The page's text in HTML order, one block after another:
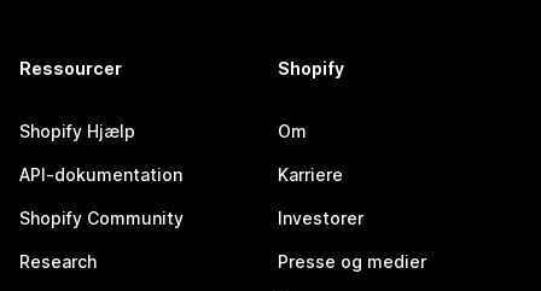
Ressourcer
Shopify Hjælp
API-dokumentation
Shopify Community
Research
Shopify
Om
Karriere
Investorer
Presse og medier